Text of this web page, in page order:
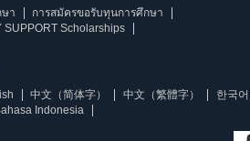
า
การสมัครขอรับทุนการศึกษา
SUPPORT Scholarships
中文（简体字） 中文（繁體字）
한국어
Indonesia